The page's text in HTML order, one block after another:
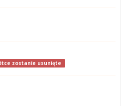
zostanie usunięte